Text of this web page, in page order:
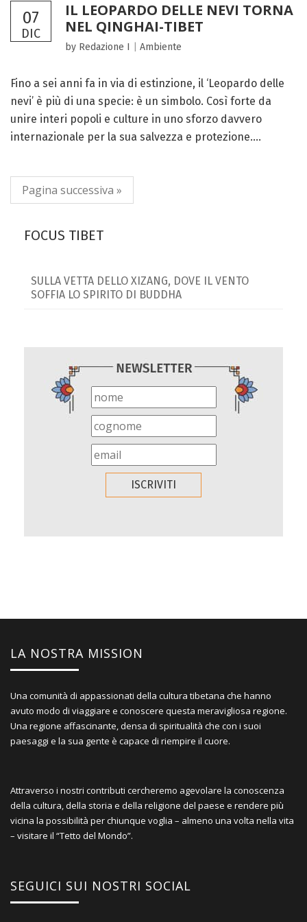
07
DIC
IL LEOPARDO DELLE NEVI TORNA
NEL QINGHAI-TIBET
by Redazione I Ambiente
Fino a sei anni fa in via di estinzione, il ‘Leopardo delle
nevi’ è più di una specie: è un simbolo. Così forte da
unire interi popoli e culture in uno sforzo davvero
internazionale per la sua salvezza e protezione....
Pagina successiva »
FOCUS TIBET
SULLA VETTA DELLO XIZANG, DOVE IL VENTO
SOFFIA LO SPIRITO DI BUDDHA
LA NOSTRA MISSION
Una comunità di appassionati della cultura tibetana che hanno
avuto modo di viaggiare e conoscere questa meravigliosa regione.
Una regione affascinante, densa di spiritualità che con i suoi
paesaggi e la sua gente è capace di riempire il cuore.
Attraverso i nostri contributi cercheremo agevolare la conoscenza
della cultura, della storia e della religione del paese e rendere più
vicina la possibilità per chiunque voglia – almeno una volta nella vita
– visitare il “Tetto del Mondo”.
SEGUICI SUI NOSTRI SOCIAL